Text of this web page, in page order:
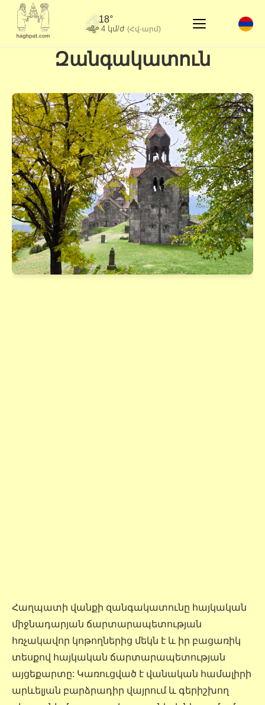
18°
4 կմ/ժ (Հվ-արմ)
Զանգակատուն
Հաղպատի վանքի զանգակատունը հայկական
միջնադարյան ճարտարապետության
հռչակավոր կոթողներից մեկն է և իր բացառիկ
տեսքով հայկական ճարտարապետության
այցեքարտը: Կառուցված է վանական համալիրի
արևելյան բարձրադիր վայրում և գերիշխող